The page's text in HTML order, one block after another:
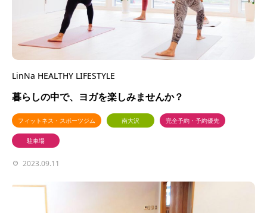
LinNa HEALTHY LIFESTYLE
暮らしの中で、ヨガを楽しみませんか？
フィットネス・スポーツジム 南大沢 完全予約・予約優先
駐車場
2023.09.11